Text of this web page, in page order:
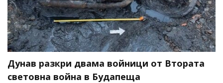
Дунав разкри двама войници от Втората
световна война в Будапеща